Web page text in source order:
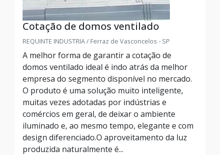
Cotação de domos ventilado
REQUINTE INDUSTRIA / Ferraz de Vasconcelos - SP
A melhor forma de garantir a cotação de
domos ventilado ideal é indo atrás da melhor
empresa do segmento disponível no mercado.
O produto é uma solução muito inteligente,
muitas vezes adotadas por indústrias e
comércios em geral, de deixar o ambiente
iluminado e, ao mesmo tempo, elegante e com
design diferenciado.O aproveitamento da luz
produzida naturalmente é...